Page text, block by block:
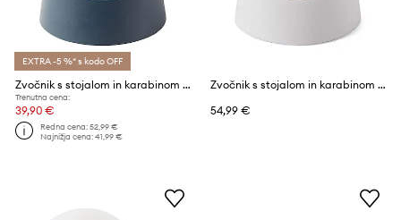
EXTRA -5 %* s kodo OFF
Zvočnik s stojalom in karabinom Lexon Mino T
Trenutna cena:
39,90 €
Redna cena:52,99 €
Najnižja cena:41,99 €
Zvočnik s stojalom in karabinom Lexon Mino T
54,99 €